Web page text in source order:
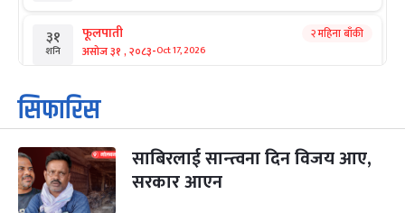
३१
शनि
फूलपाती
असोज ३१ , २०८३-Oct 17, 2026
२ महिना बाँकी
१
आइत
कार्तिक सङ्क्रान्ति
कार्तिक १, २०८३
३
मंगल
महानवमी
कार्तिक ३, २०८३-Oct 20, 2026
२ महिना बाँकी
सिफारिस
साबिरलाई सान्त्वना दिन विजय आए,
सरकार आएन